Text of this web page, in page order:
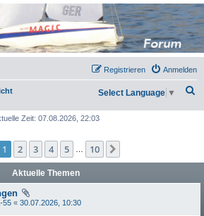
Anmelden
Registrieren
Select Language ▼
Zeit: 07.08.2026, 22:03
1von 10
1 2 3 4 5 10
Aktuelle Themen
55 « 30.07.2026, 10:30